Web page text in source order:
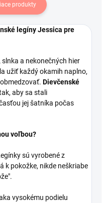
produkty
legíny Jessica pre
a nekonečných hier
užiť každý okamih naplno,
Dievčenské
aby sa stali
jej šatníka počas
voľbou?
sú vyrobené z
k pokožke, nikde neškriabe
vysokému podielu